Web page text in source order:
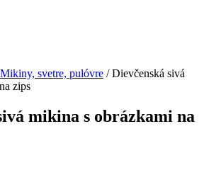
Mikiny, svetre, pulóvre / Dievčenská sivá
zips
mikina s obrázkami na